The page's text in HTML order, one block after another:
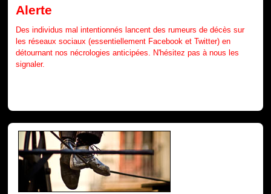
Alerte
Des individus mal intentionnés lancent des rumeurs de décès sur
les réseaux sociaux (essentiellement Facebook et Twitter) en
détournant nos nécrologies anticipées. N'hésitez pas à nous les
signaler.